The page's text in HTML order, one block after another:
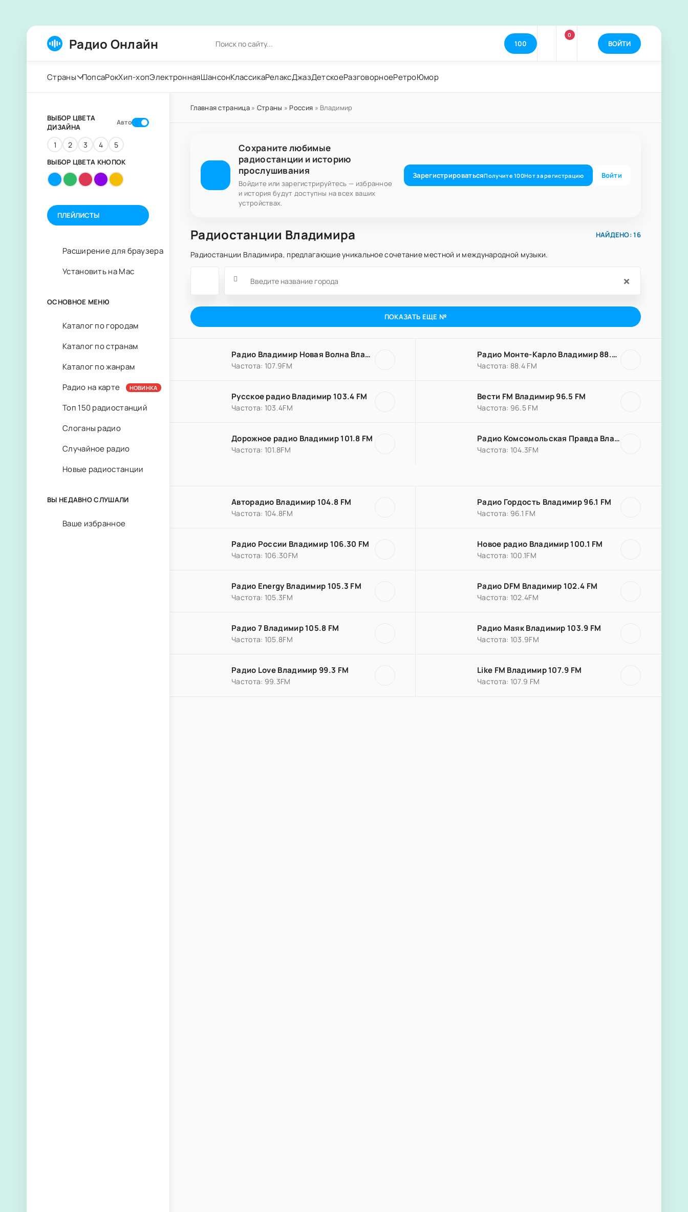
Радио Онлайн 100
0
ВОЙТИ
Страны ПопсаРокХип-хопЭлектроннаяШансонКлассикаРелаксДжазДетскоеРазговорноеРетроЮмор
Главная страница» Страны » Россия » Владимир
Сохраните любимые
радиостанции и историю
прослушивания
Войдите или зарегистрируйтесь — избранное
и история будут доступны на всех ваших
устройствах.
ЗарегистрироватьсяПолучите100Нотза регистрацию Войти
Радиостанции Владимира НАЙДЕНО: 16
Радиостанции Владимира, предлагающие уникальное сочетание местной и международной музыки.
×
ПОКАЗАТЬ ЕЩЕ №
Радио Владимир Новая Волна Владимир 107.9 FM
Частота: 107.9FM
Радио Монте-Карло Владимир 88.4 FM
Частота: 88.4 FM
Русское радио Владимир 103.4 FM
Частота: 103.4FM
Вести FM Владимир 96.5 FM
Частота: 96.5 FM
Дорожное радио Владимир 101.8 FM
Частота: 101.8FM
Радио Комсомольская Правда Владимир 104.3 FM
Частота: 104.3FM
Авторадио Владимир 104.8 FM
Частота: 104.8FM
Радио Гордость Владимир 96.1 FM
Частота: 96.1 FM
Радио России Владимир 106.30 FM
Частота: 106.30FM
Новое радио Владимир 100.1 FM
Частота: 100.1FM
Радио Energy Владимир 105.3 FM
Частота: 105.3FM
Радио DFM Владимир 102.4 FM
Частота: 102.4FM
Радио 7 Владимир 105.8 FM
Частота: 105.8FM
Радио Маяк Владимир 103.9 FM
Частота: 103.9FM
Радио Love Владимир 99.3 FM
Частота: 99.3FM
Like FM Владимир 107.9 FM
Частота: 107.9 FM
ВЫБОР ЦВЕТА
ДИЗАЙНА
Авто
1 2 3 4 5
ВЫБОР ЦВЕТА КНОПОК
ПЛЕЙЛИСТЫ
Расширение для браузера
Установить на Mac
ОСНОВНОЕ МЕНЮ
Каталог по городам
Каталог по странам
Каталог по жанрам
Радио на карте
НОВИНКА
Топ 150 радиостанций
Слоганы радио
Случайное радио
Новые радиостанции
ВЫ НЕДАВНО СЛУШАЛИ
Ваше избранное